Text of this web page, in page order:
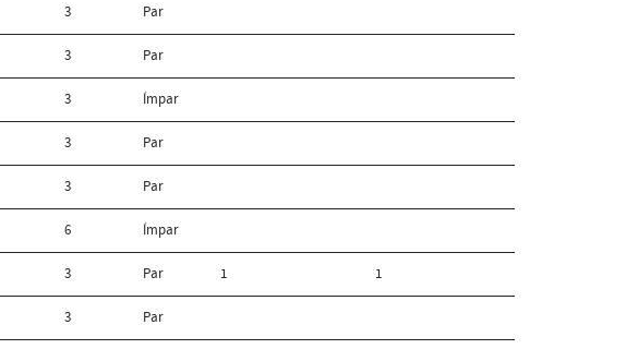
3 Par
3 Par
3 Ímpar
3 Par
3 Par
6 Ímpar
3 Par 1 1
3 Par